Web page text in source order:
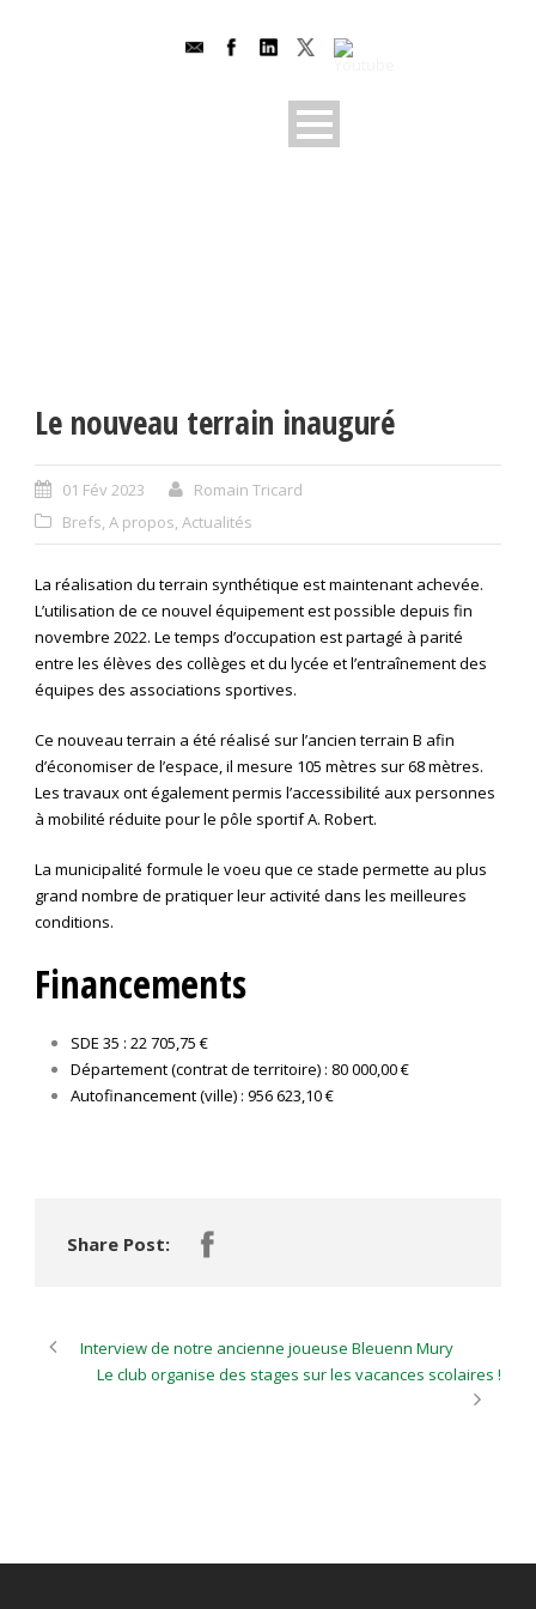
Le nouveau terrain inauguré
01 Fév 2023
Romain Tricard
Brefs, A propos, Actualités
La réalisation du terrain synthétique est maintenant achevée.
L’utilisation de ce nouvel équipement est possible depuis fin
novembre 2022. Le temps d’occupation est partagé à parité
entre les élèves des collèges et du lycée et l’entraînement des
équipes des associations sportives.
Ce nouveau terrain a été réalisé sur l’ancien terrain B afin
d’économiser de l’espace, il mesure 105 mètres sur 68 mètres.
Les travaux ont également permis l’accessibilité aux personnes
à mobilité réduite pour le pôle sportif A. Robert.
La municipalité formule le voeu que ce stade permette au plus
grand nombre de pratiquer leur activité dans les meilleures
conditions.
Financements
SDE 35 : 22 705,75 €
Département (contrat de territoire) : 80 000,00 €
Autofinancement (ville) : 956 623,10 €
Share Post:
Interview de notre ancienne joueuse Bleuenn Mury
Le club organise des stages sur les vacances scolaires !